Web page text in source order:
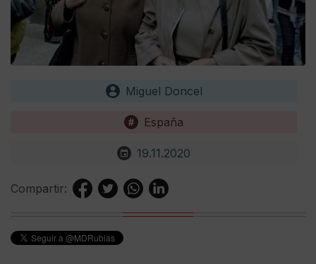
Miguel Doncel
España
19.11.2020
Compartir: